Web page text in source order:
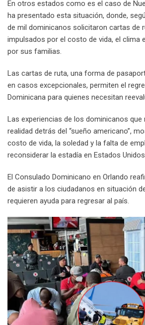
En otros estados como es el caso de
ha presentado esta situación, donde,
de mil dominicanos solicitaron cartas de
impulsados por el costo de vida, el clima
por sus familias.
Las cartas de ruta, una forma de
en casos excepcionales, permiten el
Dominicana para quienes necesitan
Las experiencias de los dominicanos que
realidad detrás del “sueño americano”,
costo de vida, la soledad y la falta de
reconsiderar la estadía en Estados
El Consulado Dominicano en Orlando
de asistir a los ciudadanos en situación
requieren ayuda para regresar al país.